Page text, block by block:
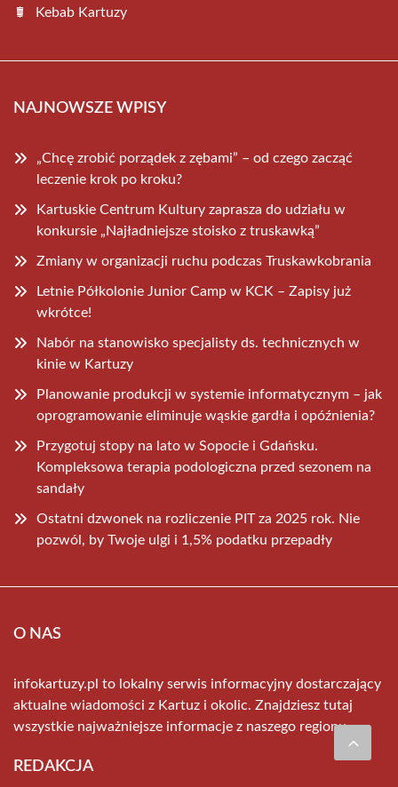
Kebab Kartuzy
NAJNOWSZE WPISY
„Chcę zrobić porządek z zębami” – od czego zacząć
leczenie krok po kroku?
Kartuskie Centrum Kultury zaprasza do udziału w
konkursie „Najładniejsze stoisko z truskawką”
Zmiany w organizacji ruchu podczas Truskawkobrania
Letnie Półkolonie Junior Camp w KCK – Zapisy już
wkrótce!
Nabór na stanowisko specjalisty ds. technicznych w
kinie w Kartuzy
Planowanie produkcji w systemie informatycznym – jak
oprogramowanie eliminuje wąskie gardła i opóźnienia?
Przygotuj stopy na lato w Sopocie i Gdańsku.
Kompleksowa terapia podologiczna przed sezonem na
sandały
Ostatni dzwonek na rozliczenie PIT za 2025 rok. Nie
pozwól, by Twoje ulgi i 1,5% podatku przepadły
O NAS
infokartuzy.pl to lokalny serwis informacyjny dostarczający
aktualne wiadomości z Kartuz i okolic. Znajdziesz tutaj
wszystkie najważniejsze informacje z naszego regionu.
REDAKCJA